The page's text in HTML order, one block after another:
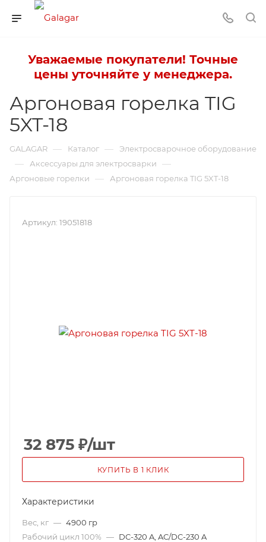
Уважаемые покупатели! Точные
цены уточняйте у менеджера.
Аргоновая горелка TIG
5XT-18
GALAGAR — Каталог — Электросварочное оборудование
— Аксессуары для электросварки —
Аргоновые горелки — Аргоновая горелка TIG 5XT-18
Артикул: 19051818
32 875 ₽/шт
КУПИТЬ В 1 КЛИК
Характеристики
Вес, кг — 4900 гр
Рабочий цикл 100% — DC-320 A, AC/DC-230 A